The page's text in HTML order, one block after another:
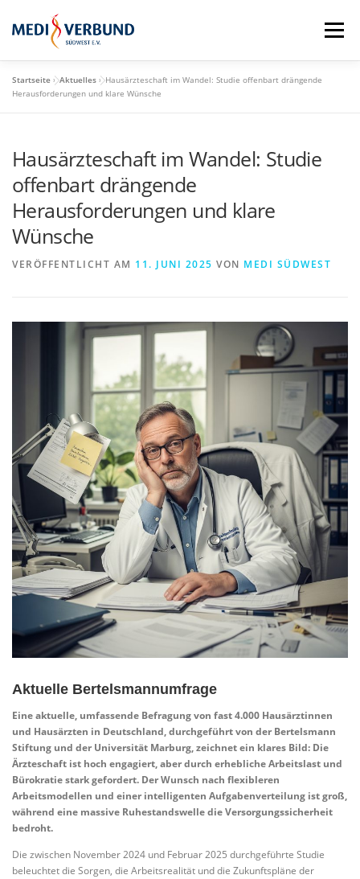
Inhalt
springen
Menü
STARTSEITE QM-SCHULUNGSTAG
MEDI VORTEILE PRAXISBEDARF-SHOP
AKTUELLES MEDI BLOG
MEDI SÜDWEST GMBH MITGLIEDSCHAFT
Startseite »Aktuelles »Hausärzteschaft im Wandel: Studie offenbart drängende
Herausforderungen und klare Wünsche
Hausärzteschaft im Wandel: Studie
offenbart drängende
Herausforderungen und klare
Wünsche
VERÖFFENTLICHT AM 11. JUNI 2025 VON MEDI SÜDWEST
Aktuelle Bertelsmannumfrage
Eine aktuelle, umfassende Befragung von fast 4.000 Hausärztinnen
und Hausärzten in Deutschland, durchgeführt von der Bertelsmann
Stiftung und der Universität Marburg, zeichnet ein klares Bild: Die
Ärzteschaft ist hoch engagiert, aber durch erhebliche Arbeitslast und
Bürokratie stark gefordert. Der Wunsch nach flexibleren
Arbeitsmodellen und einer intelligenten Aufgabenverteilung ist groß,
während eine massive Ruhestandswelle die Versorgungssicherheit
bedroht.
Die zwischen November 2024 und Februar 2025 durchgeführte Studie
beleuchtet die Sorgen, die Arbeitsrealität und die Zukunftspläne der